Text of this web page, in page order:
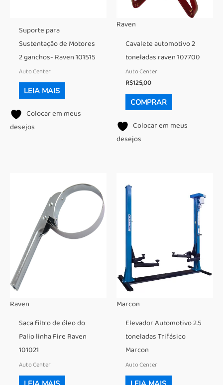
Suporte para
Sustentação de Motores
2 ganchos- Raven 101515
Auto Center
LEIA MAIS
Colocar em meus
desejos
Raven
Cavalete automotivo 2
toneladas raven 107700
Auto Center
R$125,00
COMPRAR
Colocar em meus
desejos
Raven
Saca filtro de óleo do
Palio linha Fire Raven
101021
Auto Center
Marcon
Elevador Automotivo 2.5
toneladas Trifásico
Marcon
Auto Center